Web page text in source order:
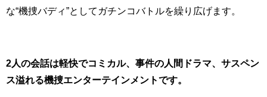
な“機捜バディ”としてガチンコバトルを繰り広げます。
2人の会話は軽快でコミカル、事件の人間ドラマ、サスペン
ス溢れる機捜エンターテインメントです。